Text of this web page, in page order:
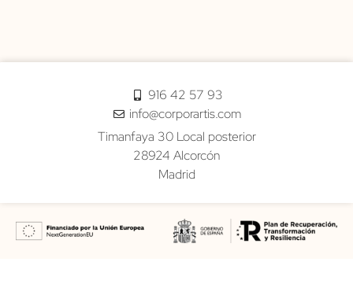
916 42 57 93
info@corporartis.com
Timanfaya 30 Local posterior
28924 Alcorcón
Madrid